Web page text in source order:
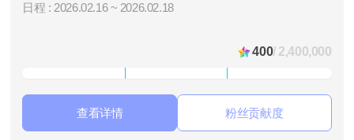
日程 : 2026.02.16 ~ 2026.02.18
400/ 2,400,000
查看详情 粉丝贡献度